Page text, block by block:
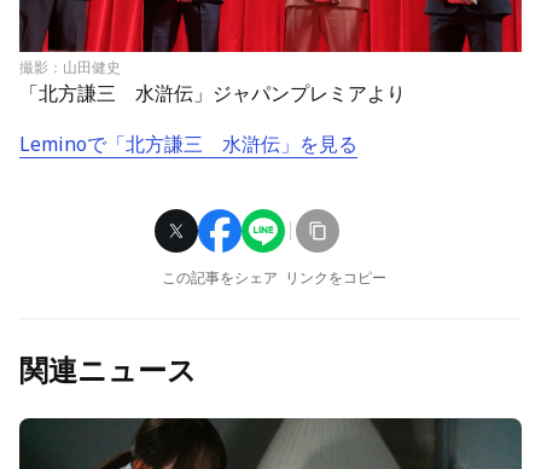
撮影：山田健史
「北方謙三 水滸伝」ジャパンプレミアより
Leminoで「北方謙三 水滸伝」を見る
この記事をシェア リンクをコピー
関連ニュース